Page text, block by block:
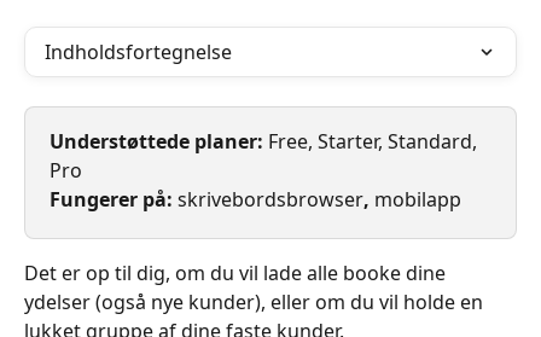
Indholdsfortegnelse
Understøttede planer: Free, Starter, Standard,
Pro
Fungerer på: skrivebordsbrowser, mobilapp
Det er op til dig, om du vil lade alle booke dine
ydelser (også nye kunder), eller om du vil holde en
lukket gruppe af dine faste kunder.